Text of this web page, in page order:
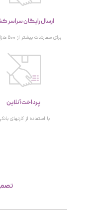
ارسال رایگان سراسر
برای سفارشات بیشتر از 500 هزار تومان
پرداخت آنلاین
با استفاده از کارتهای